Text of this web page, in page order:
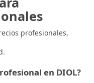
profesionales,
en DIOL?